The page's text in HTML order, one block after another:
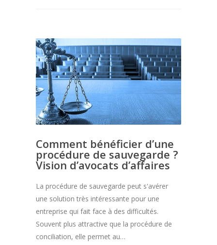
Comment bénéficier d’une
procédure de sauvegarde ?
Vision d’avocats d’affaires
La procédure de sauvegarde peut s'avérer
une solution très intéressante pour une
entreprise qui fait face à des difficultés.
Souvent plus attractive que la procédure de
conciliation, elle permet au…